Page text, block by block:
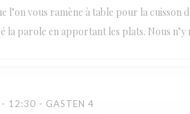
l’on vous ramène à table pour la
la parole en apportant les plats. Nous
- 12:30 - GASTEN 4